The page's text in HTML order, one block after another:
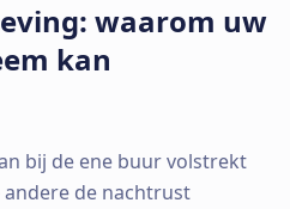
waarom uw
kan
bij de ene buur volstrekt
de nachtrust